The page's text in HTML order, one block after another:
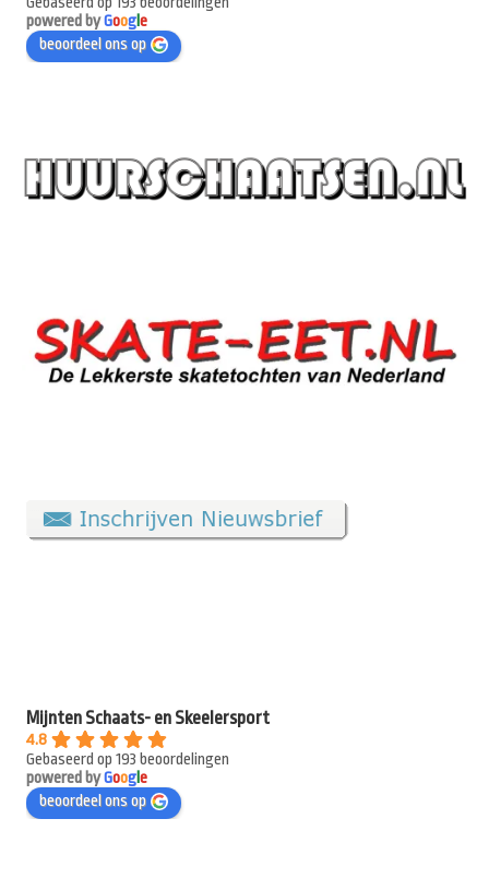
powered byGooge
beoordeel ons op
Mijnten Schaats- en Skeelersport
4.8
Gebaseerd op 193 beoordelingen
powered byGooge
beoordeel ons op